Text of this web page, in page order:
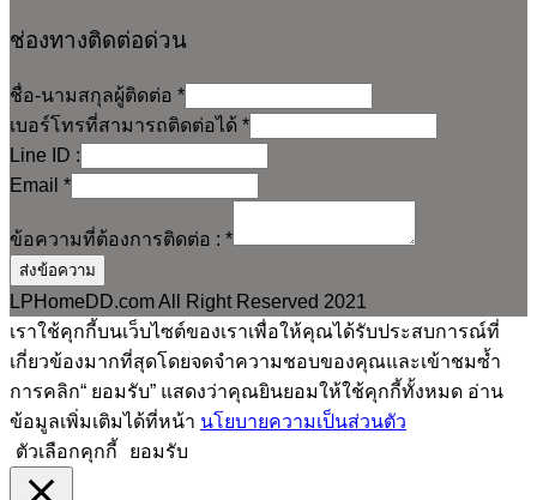
ช่องทางติดต่อด่วน
เบอร์โทรที่สามารถติดต่อได้*
Line ID :
Email*
ข้อความที่ต้องการติดต่อ :*
ส่งข้อความ
LPHomeDD.com All Right Reserved 2021
เราใช้คุกกี้บนเว็บไซต์ของเราเพื่อให้คุณได้รับประสบการณ์ที่
เกี่ยวข้องมากที่สุดโดยจดจำความชอบของคุณและเข้าชมซ้ำ